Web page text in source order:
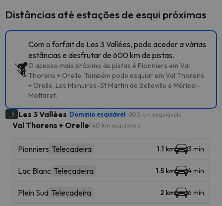
Distâncias até estações de esqui próximas
Com o forfait de Les 3 Vallées, pode aceder a várias
estâncias e desfrutar de 600 km de pistas.
O acesso mais próximo às pistas é Pionniers em Val
Thorens + Orelle. Também pode esquiar em Val Thorens
+ Orelle, Les Menuires-St Martin de Belleville e Méribel-
Mottaret.
Les 3 Vallées Dominio esquiável 600 km esquiáveis
Val Thorens + Orelle140 km esquiáveis
Pionniers Telecadeira 1.1 km 3 min
Lac Blanc Telecadeira 1.5 km 4 min
Plein Sud Telecadeira 2 km 6 min